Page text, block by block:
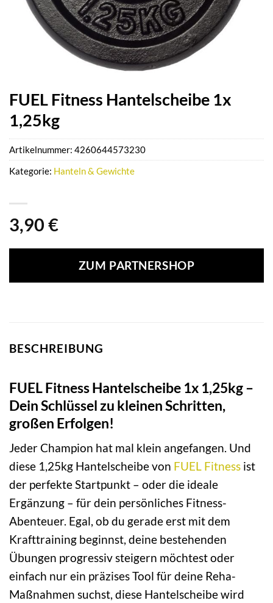
FUEL Fitness Hantelscheibe 1x
1,25kg
3,90 €
ZUM PARTNERSHOP
Artikelnummer: 4260644573230
Kategorie: Hanteln & Gewichte
BESCHREIBUNG
FUEL Fitness Hantelscheibe 1x 1,25kg –
Dein Schlüssel zu kleinen Schritten,
großen Erfolgen!
Jeder Champion hat mal klein angefangen. Und
diese 1,25kg Hantelscheibe von FUEL Fitness ist
der perfekte Startpunkt – oder die ideale
Ergänzung – für dein persönliches Fitness-
Abenteuer. Egal, ob du gerade erst mit dem
Krafttraining beginnst, deine bestehenden
Übungen progressiv steigern möchtest oder
einfach nur ein präzises Tool für deine Reha-
Maßnahmen suchst, diese Hantelscheibe wird